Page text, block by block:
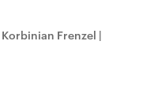
Frenzel |